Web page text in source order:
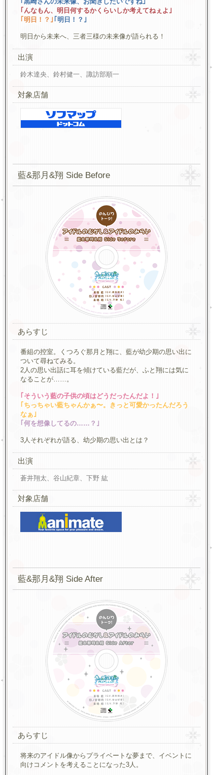
｢黒崎さんの未来像、お聞きしたいですね｣
｢んなもん、明日何するかくらいしか考えてねぇよ｣
｢明日！？｣ ｢明日！？｣
明日から未来へ、三者三様の未来像が語られる！
出演
鈴木達央、鈴村健一、諏訪部順一
対象店舗
藍&那月&翔 Side Before
あらすじ
番組の控室。くつろぐ那月と翔に、藍が幼少期の思い出に
ついて尋ねてみる。
2人の思い出話に耳を傾けている藍だが、ふと翔には気に
なることが……。
｢そういう藍の子供の頃はどうだったんだよ！｣
｢ちっちゃい藍ちゃんかぁ〜。きっと可愛かったんだろう
なぁ｣
｢何を想像してるの……？｣
3人それぞれが語る、幼少期の思い出とは？
出演
蒼井翔太、谷山紀章、下野 紘
対象店舗
藍&那月&翔 Side After
あらすじ
将来のアイドル像からプライベートな夢まで、イベントに
向けコメントを考えることになった3人。